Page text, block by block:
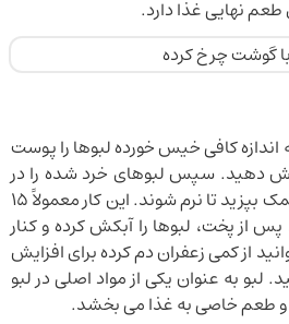
طعم نهایی غذا دارد.
اندازه کافی خیس خورده لبوها را پوست
دهید. سپس لبوهای خرد شده را در
یک قابلمه با مقداری آب و نمک بپزید تا نرم شوند. این کار معمولاً ۱۵
پس از پخت، لبوها را آبکش کرده و کنار
از کمی زعفران دم کرده برای افزایش
لبو به عنوان یکی از مواد اصلی در لبو
و طعم خاصی به غذا می بخشد.